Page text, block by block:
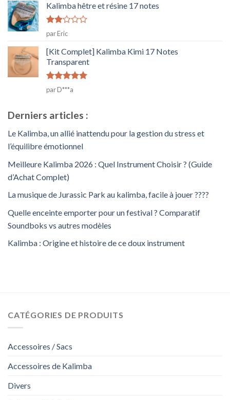
Kalimba hêtre et résine 17 notes
Note
2
sur
5
par Eric
[Kit Complet] Kalimba Kimi 17 Notes
Transparent
Note5sur
5
par D***a
Derniers articles :
Le Kalimba, un allié inattendu pour la gestion du stress et
l’équilibre émotionnel
Meilleure Kalimba 2026 : Quel Instrument Choisir ? (Guide
d’Achat Complet)
La musique de Jurassic Park au kalimba, facile à jouer ????
Quelle enceinte emporter pour un festival ? Comparatif
Soundboks vs autres modèles
Kalimba : Origine et histoire de ce doux instrument
CATÉGORIES DE PRODUITS
Accessoires / Sacs
Accessoires de Kalimba
Divers